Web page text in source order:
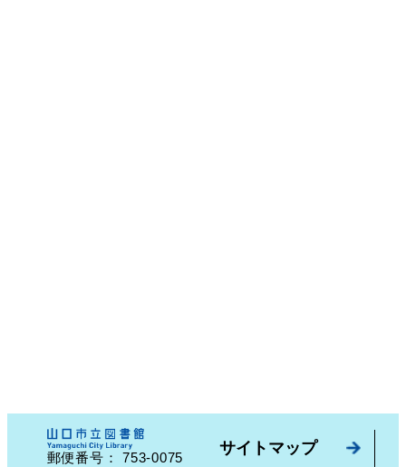
郵便番号：753-0075 山口県山口市中園町７番７号
サイトマップ